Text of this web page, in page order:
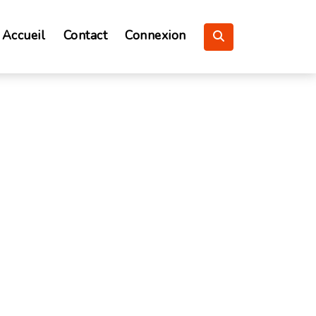
Accueil Contact Connexion